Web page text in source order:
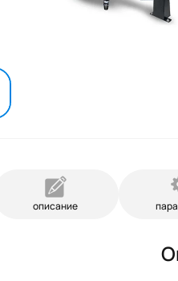
описание